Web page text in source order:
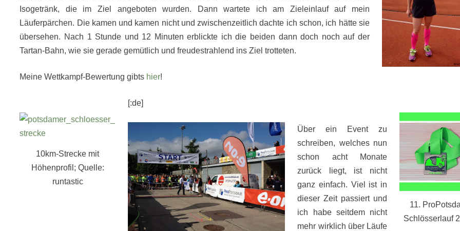
Isogetränk, die im Ziel angeboten wurden. Dann wartete ich am Zieleinlauf auf mein
Läuferpärchen. Die kamen und kamen nicht und zwischenzeitlich dachte ich schon, ich hätte sie
übersehen. Nach 1 Stunde und 12 Minuten erblickte ich die beiden dann doch noch auf der
Tartan-Bahn, wie sie gerade gemütlich und freudestrahlend ins Ziel trotteten.
Meine Wettkampf-Bewertung gibts hier!
10km-Strecke mit
Höhenprofil; Quelle:
runtastic
11.
Schlösserlauf
[:de]
Über ein Event zu
schreiben, welches nun
schon acht Monate
zurück liegt, ist nicht
ganz einfach. Viel ist in
dieser Zeit passiert und
ich habe seitdem nicht
mehr wirklich über Läufe